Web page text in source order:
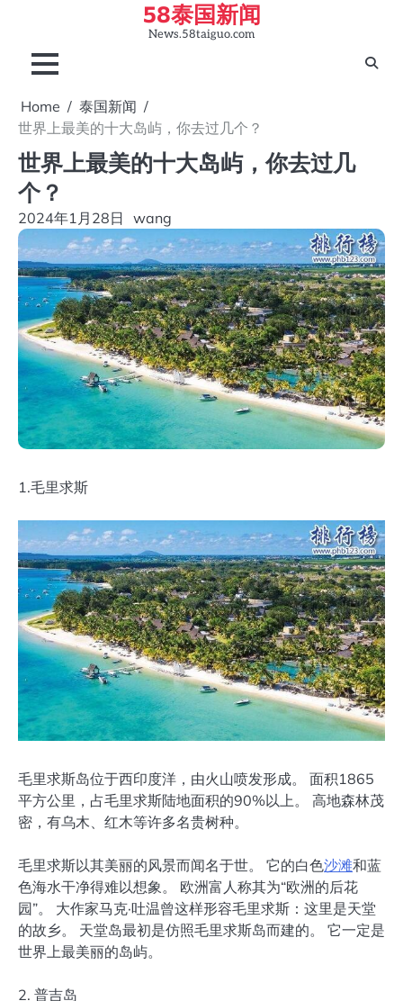
content
58泰国新闻
News.58taiguo.com
Home
泰国新闻
世界上最美的十大岛屿，你去过几个？
世界上最美的十大岛屿，你去过几
个？
2024年1月28日 wang
1.毛里求斯
毛里求斯岛位于西印度洋，由火山喷发形成。 面积1865
平方公里，占毛里求斯陆地面积的90%以上。 高地森林茂
密，有乌木、红木等许多名贵树种。
毛里求斯以其美丽的风景而闻名于世。 它的白色沙滩和蓝
色海水干净得难以想象。 欧洲富人称其为“欧洲的后花
园”。 大作家马克·吐温曾这样形容毛里求斯：这里是天堂
的故乡。 天堂岛最初是仿照毛里求斯岛而建的。 它一定是
世界上最美丽的岛屿。
2. 普吉岛